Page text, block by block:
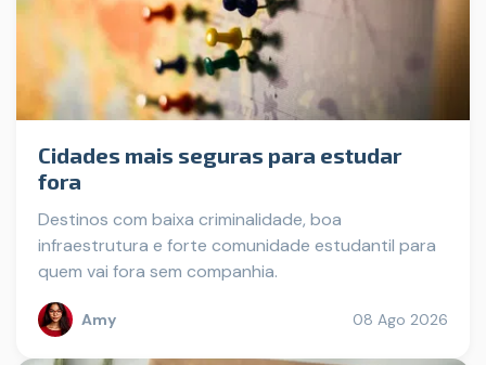
Cidades mais seguras para estudar
fora
Destinos com baixa criminalidade, boa
infraestrutura e forte comunidade estudantil para
quem vai fora sem companhia.
Amy 08 Ago 2026